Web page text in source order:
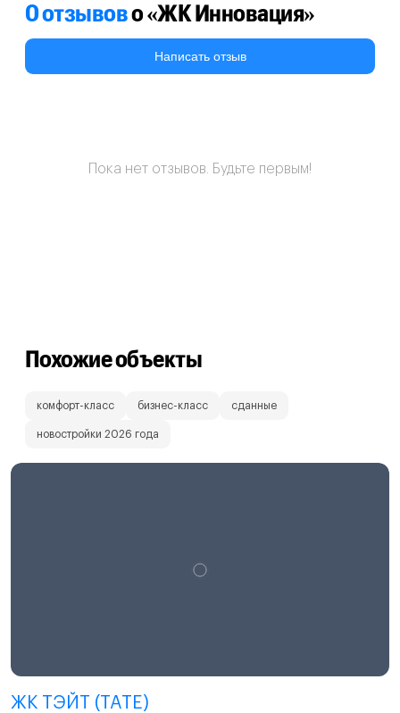
0 отзывово «ЖК Инновация»
Написать отзыв
Пока нет отзывов. Будьте первым!
Похожие объекты
комфорт-класс бизнес-класс сданные
новостройки 2026 года
ЖК ТЭЙТ (TATE)